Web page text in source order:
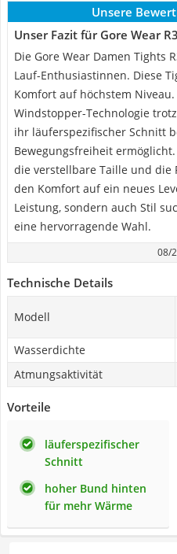
Unsere
Unser Fazit für Gore Wear
Die Gore Wear Damen Tights
Lauf-Enthusiastinnen. Diese
Komfort auf höchstem
Windstopper-Technologie
ihr läuferspezifischer Schnitt
Bewegungsfreiheit
die verstellbare Taille und die
den Komfort auf ein neues
Leistung, sondern auch Stil
eine hervorragende Wahl.
08/
Technische Details
Modell
Wasserdichte
Atmungsaktivität
Vorteile
läuferspezifischer
Schnitt
hoher Bund hinten
für mehr Wärme